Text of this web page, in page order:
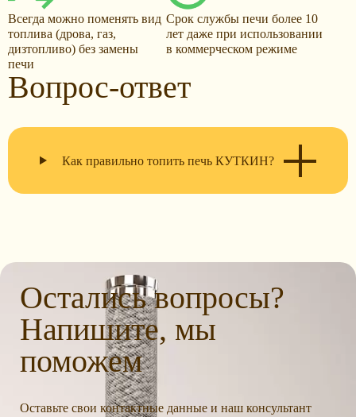
Всегда можно поменять вид
топлива (дрова, газ,
дизтопливо) без замены
печи
Срок службы печи более 10
лет даже при использовании
в коммерческом режиме
Вопрос-ответ
Как правильно топить печь КУТКИН?
Остались вопросы?
Напишите, мы
поможем
Оставьте свои контактные данные и наш консультант